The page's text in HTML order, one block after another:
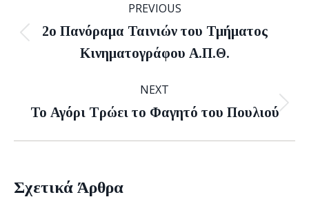
navigation
PREVIOUS
Previous
post:
2ο Πανόραμα Ταινιών του Τμήματος
Κινηματογράφου Α.Π.Θ.
NEXT
Next
Το Αγόρι Τρώει το Φαγητό του Πουλιού
Σχετικά Άρθρα